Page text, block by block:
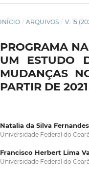
INÍCIO / ARQUIVOS / V. 15
PROGRAMA
UM ESTUDO
MUDANÇAS
PARTIR DE 2021
Natalia da Silva Fernandes
Universidade Federal do
Francisco Herbert Lima
Universidade Federal do